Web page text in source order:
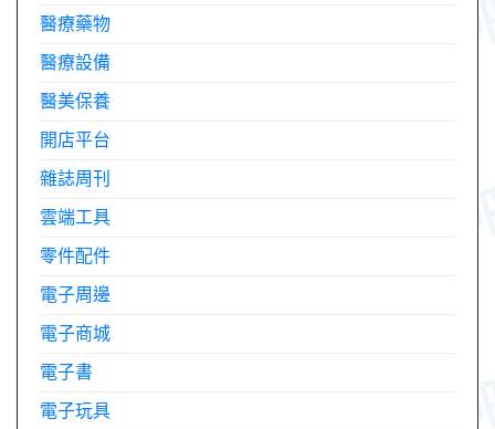
醫療藥物
醫療設備
醫美保養
開店平台
雜誌周刊
雲端工具
零件配件
電子周邊
電子商城
電子書
電子玩具